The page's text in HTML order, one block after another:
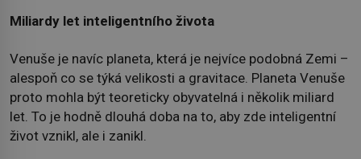
Miliardy let inteligentního života
Venuše je navíc planeta, která je nejvíce podobná Zemi –
alespoň co se týká velikosti a gravitace. Planeta Venuše
proto mohla být teoreticky obyvatelná i několik miliard
let. To je hodně dlouhá doba na to, aby zde inteligentní
život vznikl, ale i zanikl.